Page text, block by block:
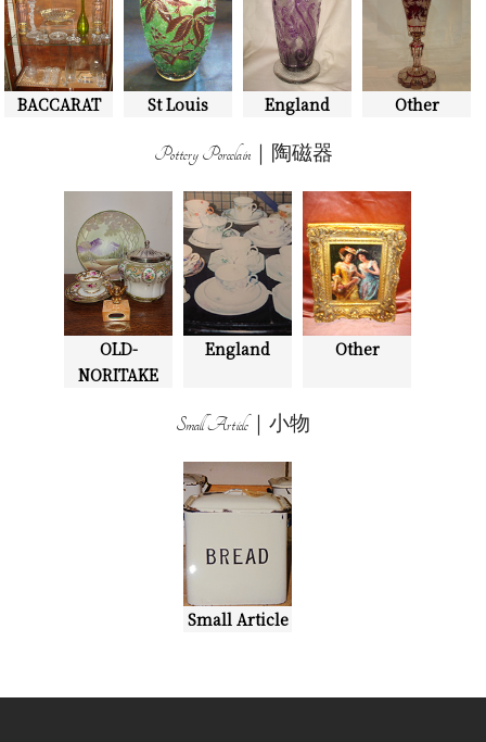
BACCARAT St Louis England Other
Pottery Porcelain｜陶磁器
OLD-
NORITAKE
England Other
Small Article｜小物
Small Article